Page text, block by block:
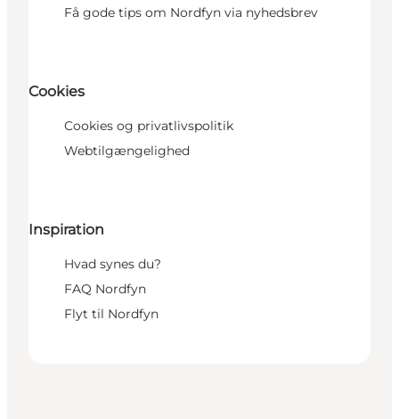
Få gode tips om Nordfyn via nyhedsbrev
Cookies
Cookies og privatlivspolitik
Webtilgængelighed
Inspiration
Hvad synes du?
FAQ Nordfyn
Flyt til Nordfyn